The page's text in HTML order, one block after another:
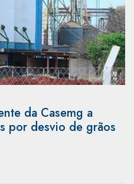
da Casemg a
por desvio de grãos